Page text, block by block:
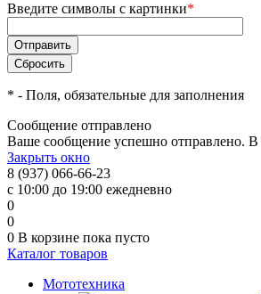
Введите символы с картинки*
* - Поля, обязательные для заполнения
Сообщение отправлено
Ваше сообщение успешно отправлено.
Закрыть окно
8 (937) 066-66-23
с 10:00 до 19:00 ежедневно
0
0
0 В корзине пока пусто
Каталог товаров
Мототехника